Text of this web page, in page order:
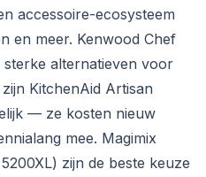
accessoire-ecosysteem
en meer. Kenwood Chef
alternatieven voor
KitchenAid Artisan
— ze kosten nieuw
mee. Magimix
zijn de beste keuze